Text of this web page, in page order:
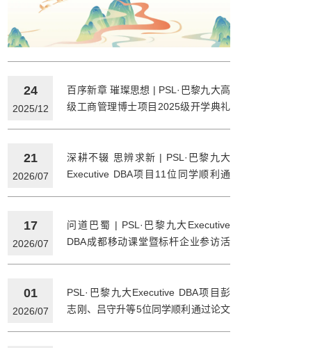
24
2025/12
百序新章 璀璨思想 | PSL·巴黎九大高
级工商管理博士项目2025级开学典礼
21
2026/07
深耕不辍 思辨求新 | PSL·巴黎九大
Executive DBA项目11位同学顺利通
17
2026/07
问道巴蜀 | PSL·巴黎九大Executive
DBA成都移动课堂暨标杆企业参访活
01
2026/07
PSL·巴黎九大Executive DBA项目彭
志刚、吕守升等5位同学顺利通过论文